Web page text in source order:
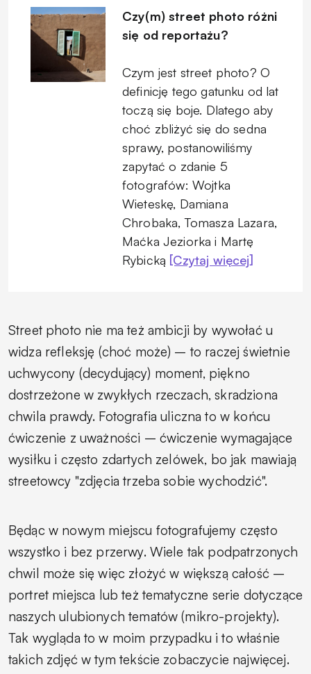
Czy(m) street photo różni
się od reportażu?
Czym jest street photo? O
definicję tego gatunku od lat
toczą się boje. Dlatego aby
choć zbliżyć się do sedna
sprawy, postanowiliśmy
zapytać o zdanie 5
fotografów: Wojtka
Wieteskę, Damiana
Chrobaka, Tomasza Lazara,
Maćka Jeziorka i Martę
Rybicką [Czytaj więcej]
Street photo nie ma też ambicji by wywołać u
widza refleksję (choć może) – to raczej świetnie
uchwycony (decydujący) moment, piękno
dostrzeżone w zwykłych rzeczach, skradziona
chwila prawdy. Fotografia uliczna to w końcu
ćwiczenie z uważności – ćwiczenie wymagające
wysiłku i często zdartych zelówek, bo jak mawiają
streetowcy "zdjęcia trzeba sobie wychodzić".
Będąc w nowym miejscu fotografujemy często
wszystko i bez przerwy. Wiele tak podpatrzonych
chwil może się więc złożyć w większą całość –
portret miejsca lub też tematyczne serie dotyczące
naszych ulubionych tematów (mikro-projekty).
Tak wygląda to w moim przypadku i to właśnie
takich zdjęć w tym tekście zobaczycie najwięcej.